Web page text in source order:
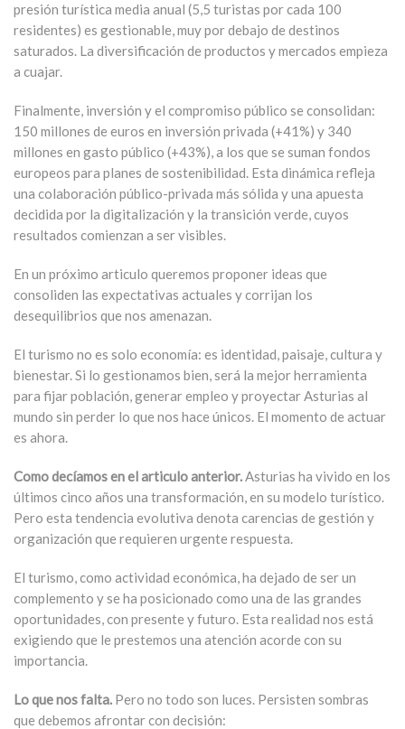
presión turística media anual (5,5 turistas por cada 100
residentes) es gestionable, muy por debajo de destinos
saturados. La diversificación de productos y mercados empieza
a cuajar.
Finalmente, inversión y el compromiso público se consolidan:
150 millones de euros en inversión privada (+41%) y 340
millones en gasto público (+43%), a los que se suman fondos
europeos para planes de sostenibilidad. Esta dinámica refleja
una colaboración público-privada más sólida y una apuesta
decidida por la digitalización y la transición verde, cuyos
resultados comienzan a ser visibles.
En un próximo articulo queremos proponer ideas que
consoliden las expectativas actuales y corrijan los
desequilibrios que nos amenazan.
El turismo no es solo economía: es identidad, paisaje, cultura y
bienestar. Si lo gestionamos bien, será la mejor herramienta
para fijar población, generar empleo y proyectar Asturias al
mundo sin perder lo que nos hace únicos. El momento de actuar
es ahora.
Como decíamos en el articulo anterior.Asturias ha vivido en los
últimos cinco años una transformación, en su modelo turístico.
Pero esta tendencia evolutiva denota carencias de gestión y
organización que requieren urgente respuesta.
El turismo, como actividad económica, ha dejado de ser un
complemento y se ha posicionado como una de las grandes
oportunidades, con presente y futuro. Esta realidad nos está
exigiendo que le prestemos una atención acorde con su
importancia.
Lo que nos falta. Pero no todo son luces. Persisten sombras
que debemos afrontar con decisión: